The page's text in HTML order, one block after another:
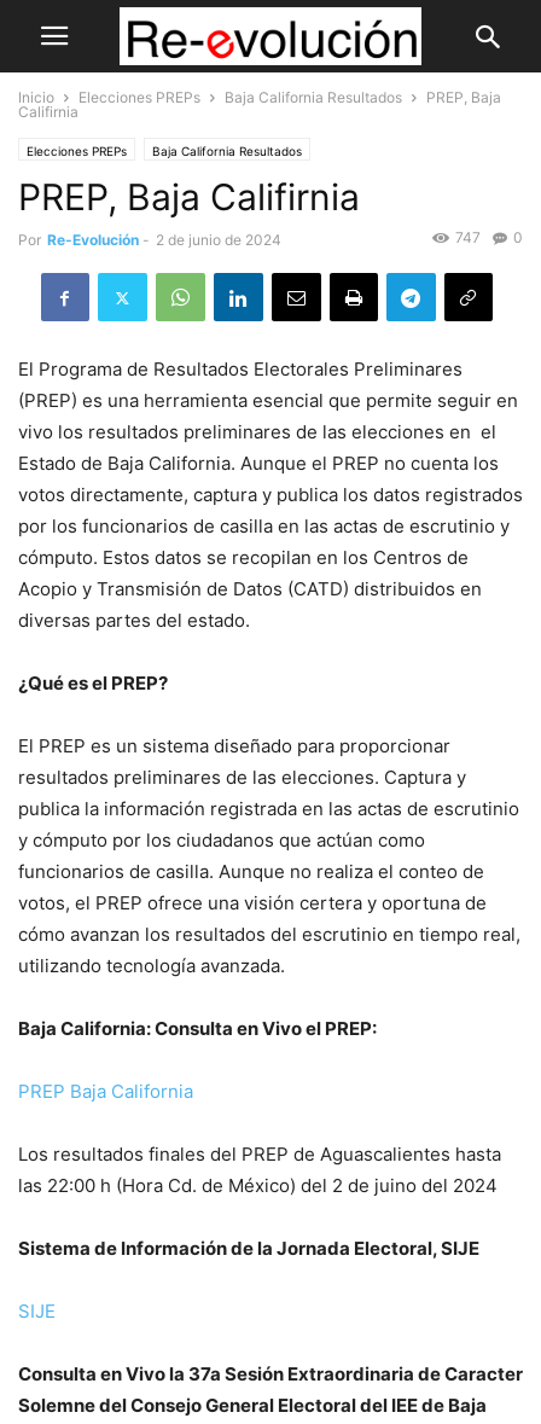
Inicio Elecciones PREPs Baja California Resultados
PREP, Baja
Califirnia
Elecciones PREPs Baja California Resultados
PREP, Baja Califirnia
Por Re-Evolución - 2 de junio de 2024 0
747
El Programa de Resultados Electorales Preliminares
(PREP) es una herramienta esencial que permite seguir en
vivo los resultados preliminares de las elecciones en el
Estado de Baja California. Aunque el PREP no cuenta los
votos directamente, captura y publica los datos registrados
por los funcionarios de casilla en las actas de escrutinio y
cómputo. Estos datos se recopilan en los Centros de
Acopio y Transmisión de Datos (CATD) distribuidos en
diversas partes del estado.
¿Qué es el PREP?
El PREP es un sistema diseñado para proporcionar
resultados preliminares de las elecciones. Captura y
publica la información registrada en las actas de escrutinio
y cómputo por los ciudadanos que actúan como
funcionarios de casilla. Aunque no realiza el conteo de
votos, el PREP ofrece una visión certera y oportuna de
cómo avanzan los resultados del escrutinio en tiempo real,
utilizando tecnología avanzada.
Baja California: Consulta en Vivo el PREP:
PREP Baja California
Los resultados finales del PREP de Aguascalientes hasta
las 22:00 h (Hora Cd. de México) del 2 de juino del 2024
Sistema de Información de la Jornada Electoral, SIJE
SIJE
Consulta en Vivo la 37a Sesión Extraordinaria de Caracter
Solemne del Consejo General Electoral del IEE de Baja